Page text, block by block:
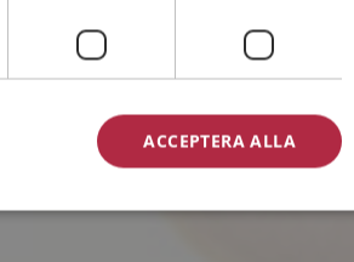
ACCEPTERA ALLA